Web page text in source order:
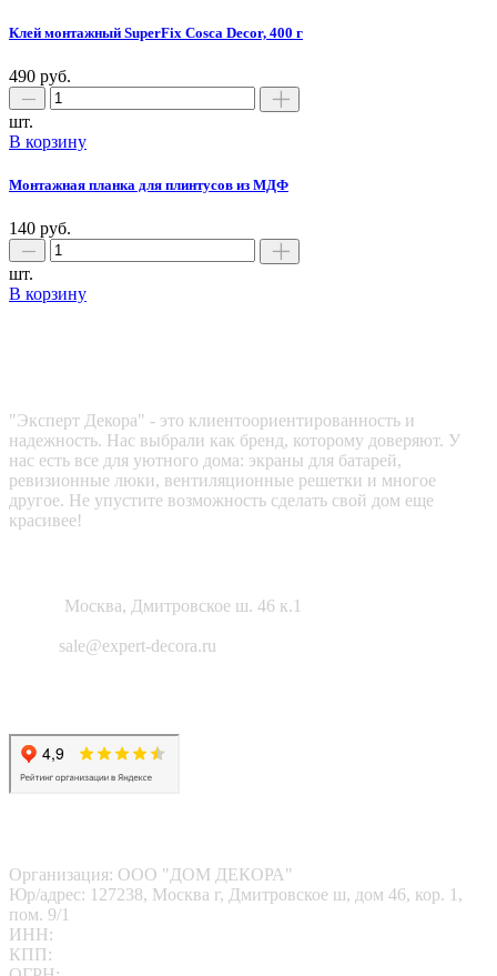
Клей монтажный SuperFix Cosca Decor, 400 г
490 руб.
шт.
В корзину
Монтажная планка для плинтусов из МДФ
140 руб.
шт.
В корзину
"Эксперт Декора" - это клиентоориентированность и
надежность. Нас выбрали как бренд, которому доверяют. У
нас есть все для уютного дома: экраны для батарей,
ревизионные люки, вентиляционные решетки и многое
другое. Не упустите возможность сделать свой дом еще
красивее!
Москва, Дмитровское ш. 46 к.1
sale@expert-decora.ru
Организация: ООО "ДОМ ДЕКОРА"
Юр/адрес: 127238, Москва г, Дмитровское ш, дом 46, кор. 1,
пом. 9/1
ИНН:
КПП: